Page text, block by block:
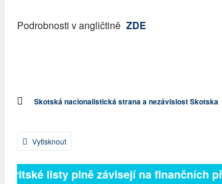
Podrobnosti v angličtině ZDE
Skotská nacionalistická strana a nezávislost Skotska
Vytisknout
Britské listy plně závisejí na finančních